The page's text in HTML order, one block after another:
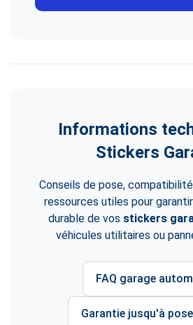
Informations
Stickers
Conseils de pose,
ressources utiles pour
durable de vos stickers
véhicules utilitaires ou
FAQ garage
Garantie jusqu'à